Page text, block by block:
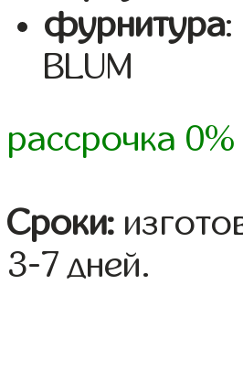
фурнитура
BLUM
рассрочка
Сроки:
3-7 дней.